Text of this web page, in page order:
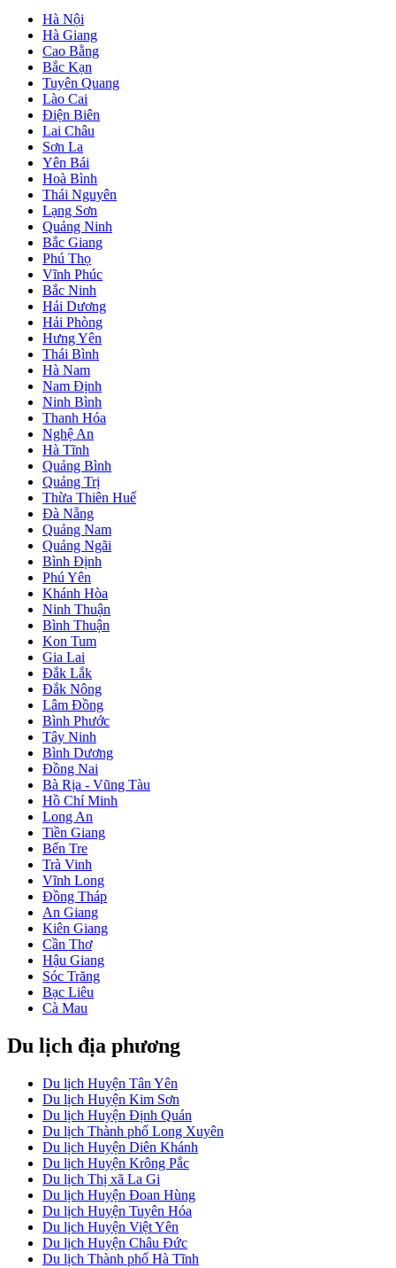
Hà Nội
Hà Giang
Cao Bằng
Bắc Kạn
Tuyên Quang
Lào Cai
Điện Biên
Lai Châu
Sơn La
Yên Bái
Hoà Bình
Thái Nguyên
Lạng Sơn
Quảng Ninh
Bắc Giang
Phú Thọ
Vĩnh Phúc
Bắc Ninh
Hải Dương
Hải Phòng
Hưng Yên
Thái Bình
Hà Nam
Nam Định
Ninh Bình
Thanh Hóa
Nghệ An
Hà Tĩnh
Quảng Bình
Quảng Trị
Thừa Thiên Huế
Đà Nẵng
Quảng Nam
Quảng Ngãi
Bình Định
Phú Yên
Khánh Hòa
Ninh Thuận
Bình Thuận
Kon Tum
Gia Lai
Đắk Lắk
Đắk Nông
Lâm Đồng
Bình Phước
Tây Ninh
Bình Dương
Đồng Nai
Bà Rịa - Vũng Tàu
Hồ Chí Minh
Long An
Tiền Giang
Bến Tre
Trà Vinh
Vĩnh Long
Đồng Tháp
An Giang
Kiên Giang
Cần Thơ
Hậu Giang
Sóc Trăng
Bạc Liêu
Cà Mau
Du lịch địa phương
Du lịch Huyện Tân Yên
Du lịch Huyện Kim Sơn
Du lịch Huyện Định Quán
Du lịch Thành phố Long Xuyên
Du lịch Huyện Diên Khánh
Du lịch Huyện Krông Pắc
Du lịch Thị xã La Gi
Du lịch Huyện Đoan Hùng
Du lịch Huyện Tuyên Hóa
Du lịch Huyện Việt Yên
Du lịch Huyện Châu Đức
Du lịch Thành phố Hà Tĩnh